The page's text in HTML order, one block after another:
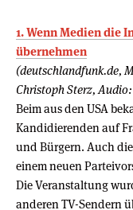
1. Wenn Medien die
übernehmen
(deutschlandfunk.de,
Christoph Sterz,
Beim aus den USA
Kandidierenden auf
und Bürgern. Auch
einem neuen
Die Veranstaltung
anderen TV-Sendern